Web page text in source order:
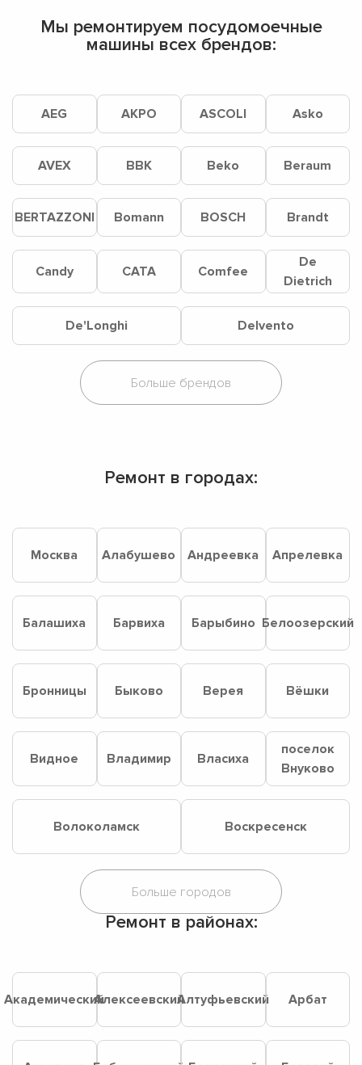
Мы ремонтируем посудомоечные
машины всех брендов:
AEG AKPO ASCOLI Asko
AVEX BBK Beko Beraum
BERTAZZONI Bomann BOSCH Brandt
Candy CATA Comfee
De
Dietrich
De'Longhi Delvento
Ремонт в городах:
Москва Алабушево Андреевка Апрелевка
Балашиха Барвиха Барыбино Белоозерский
Бронницы Быково Верея Вёшки
Видное Владимир Власиха
поселок
Внуково
Волоколамск Воскресенск
Ремонт в районах:
АкадемическийАлексеевскийАлтуфьевский Арбат